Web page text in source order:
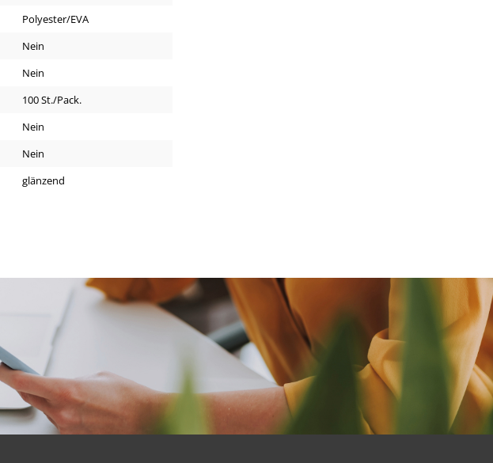
Polyester/EVA
Nein
Nein
100 St./Pack.
Nein
Nein
glänzend